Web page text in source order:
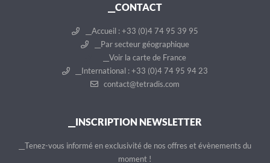
__CONTACT
__Accueil : +33 (0)4 74 95 39 95
__Par secteur géographique
__Voir la carte de France
__International : +33 (0)4 74 95 94 23
contact@tetradis.com
__INSCRIPTION NEWSLETTER
__Tenez-vous informé en exclusivité de nos offres et évènements du
moment !